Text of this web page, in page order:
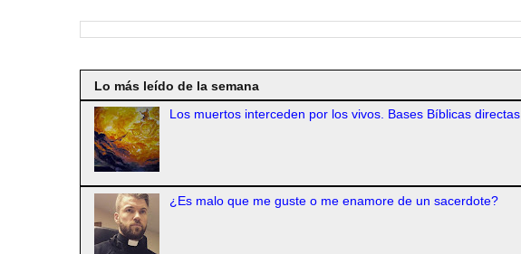
Lo más leído de la semana
Los muertos interceden por los vivos. Bases Bíblicas directas
¿Es malo que me guste o me enamore de un sacerdote?